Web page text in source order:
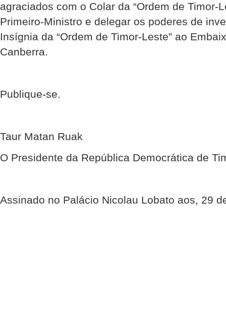
agraciados com o Colar da “Ordem de Timor-
Primeiro-Ministro e delegar os poderes de
Insígnia da “Ordem de Timor-Leste” ao
Canberra.
Publique-se.
Taur Matan Ruak
O Presidente da República Democrática de
Assinado no Palácio Nicolau Lobato aos, 29